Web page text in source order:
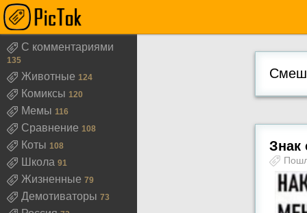
С комментариями
135
Животные 124
Комиксы 120
Мемы 116
Сравнение 108
Коты 108
Школа 91
Жизненные 79
Демотиваторы 73
Знак